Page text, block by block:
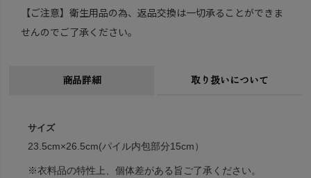
【ご注意】衛生用品の為、返品交換は一切承ることができま
せんのでご了承ください。
商品詳細 取り扱いについて
サイズ
23.5cm×26.5cm(パイル内包部分15cm）
※衣料品の特性上、個体差がある旨ご了承ください。